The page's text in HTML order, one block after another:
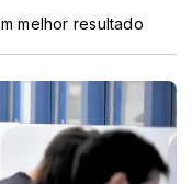
melhor resultado